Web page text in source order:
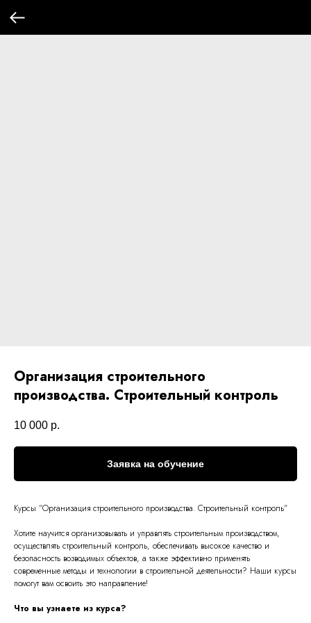
Организация строительного
производства. Строительный контроль
10 000 р.
Заявка на обучение
Курсы "Организация строительного производства. Строительный контроль"
Хотите научится организовывать и управлять строительным производством,
осуществлять строительный контроль, обеспечивать высокое качество и
безопасность возводимых объектов, а также эффективно применять
современные методы и технологии в строительной деятельности? Наши курсы
помогут вам освоить это направление!
Что вы узнаете из курса?